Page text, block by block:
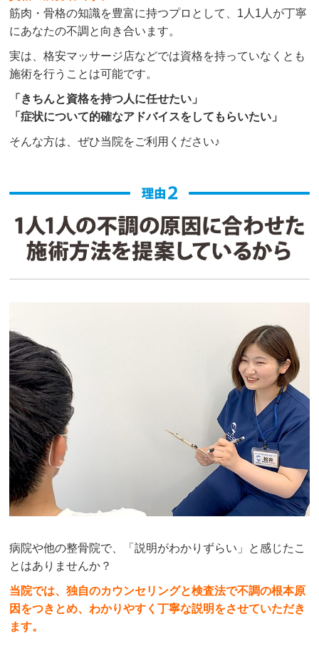
クチコミをもっと見る
筋肉・骨格の知識を豊富に持つプロとして、1人1人が丁寧
にあなたの不調と向き合います。
実は、格安マッサージ店などでは資格を持っていなくとも
施術を行うことは可能です。
「きちんと資格を持つ人に任せたい」
「症状について的確なアドバイスをしてもらいたい」
そんな方は、ぜひ当院をご利用ください♪
病院や他の整骨院で、「説明がわかりずらい」と感じたこ
とはありませんか？
当院では、独自のカウンセリングと検査法で不調の根本原
因をつきとめ、わかりやすく丁寧な説明をさせていただき
ます。